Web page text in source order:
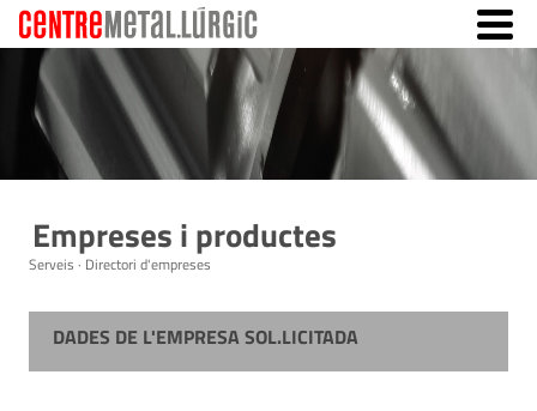
Empreses i productes
Serveis · Directori d'empreses
DADES DE L'EMPRESA SOL.LICITADA